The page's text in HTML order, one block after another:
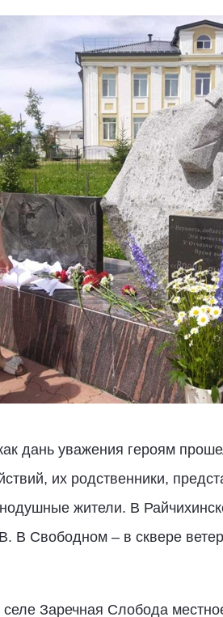
дань уважения героям
их родственники,
жители. В
В Свободном – в сквере
Заречная Слобода